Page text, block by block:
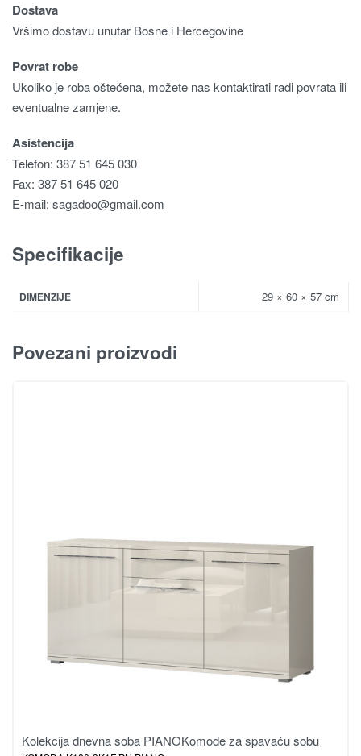
Dostava
Vršimo dostavu unutar Bosne i Hercegovine
Povrat robe
Ukoliko je roba oštećena, možete nas kontaktirati radi povrata ili
eventualne zamjene.
Asistencija
Telefon: 387 51 645 030
Fax: 387 51 645 020
E-mail: sagadoo@gmail.com
Specifikacije
DIMENZIJE 29 × 60 × 57 cm
Povezani proizvodi
Kolekcija dnevna soba PIANOKomode za spavaću sobu